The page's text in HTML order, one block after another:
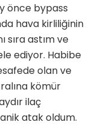
önce bypass
hava kirliliğinin
sıra astım ve
ediyor. Habibe
olan ve
kömür
ilaç
atak oldum.